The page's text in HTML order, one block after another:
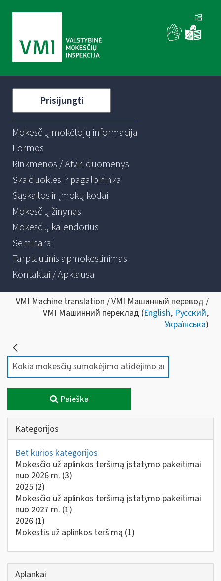
Prisijungti
Mokesčių mokėtojų informacija
Formos
Rinkmenos / Atviri duomenys
Skaičiuoklės ir pagalbininkai
Sąskaitos ir įmokų kodai
Mokesčių žinynas
Mokesčių kalendorius
Seminarai
Tarptautinis apmokestinimas
Kontaktai / Apklausa
VMI Machine translation / VMI Машинный перевод /
VMI Машинний переклад (English, Русский,
Українська)
Paieška
Kategorijos
Bet kurios kategorijos
Mokesčio už aplinkos teršimą įstatymo pakeitimai
nuo 2026 m. (3)
2025 (2)
Mokesčio už aplinkos teršimą įstatymo pakeitimai
nuo 2027 m. (1)
2026 (1)
Mokestis už aplinkos teršimą (1)
Aplankai